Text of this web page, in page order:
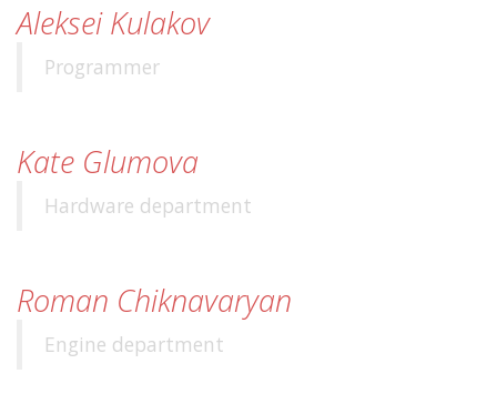
Aleksei Kulakov
Programmer
Kate Glumova
Hardware department
Roman Chiknavaryan
Engine department